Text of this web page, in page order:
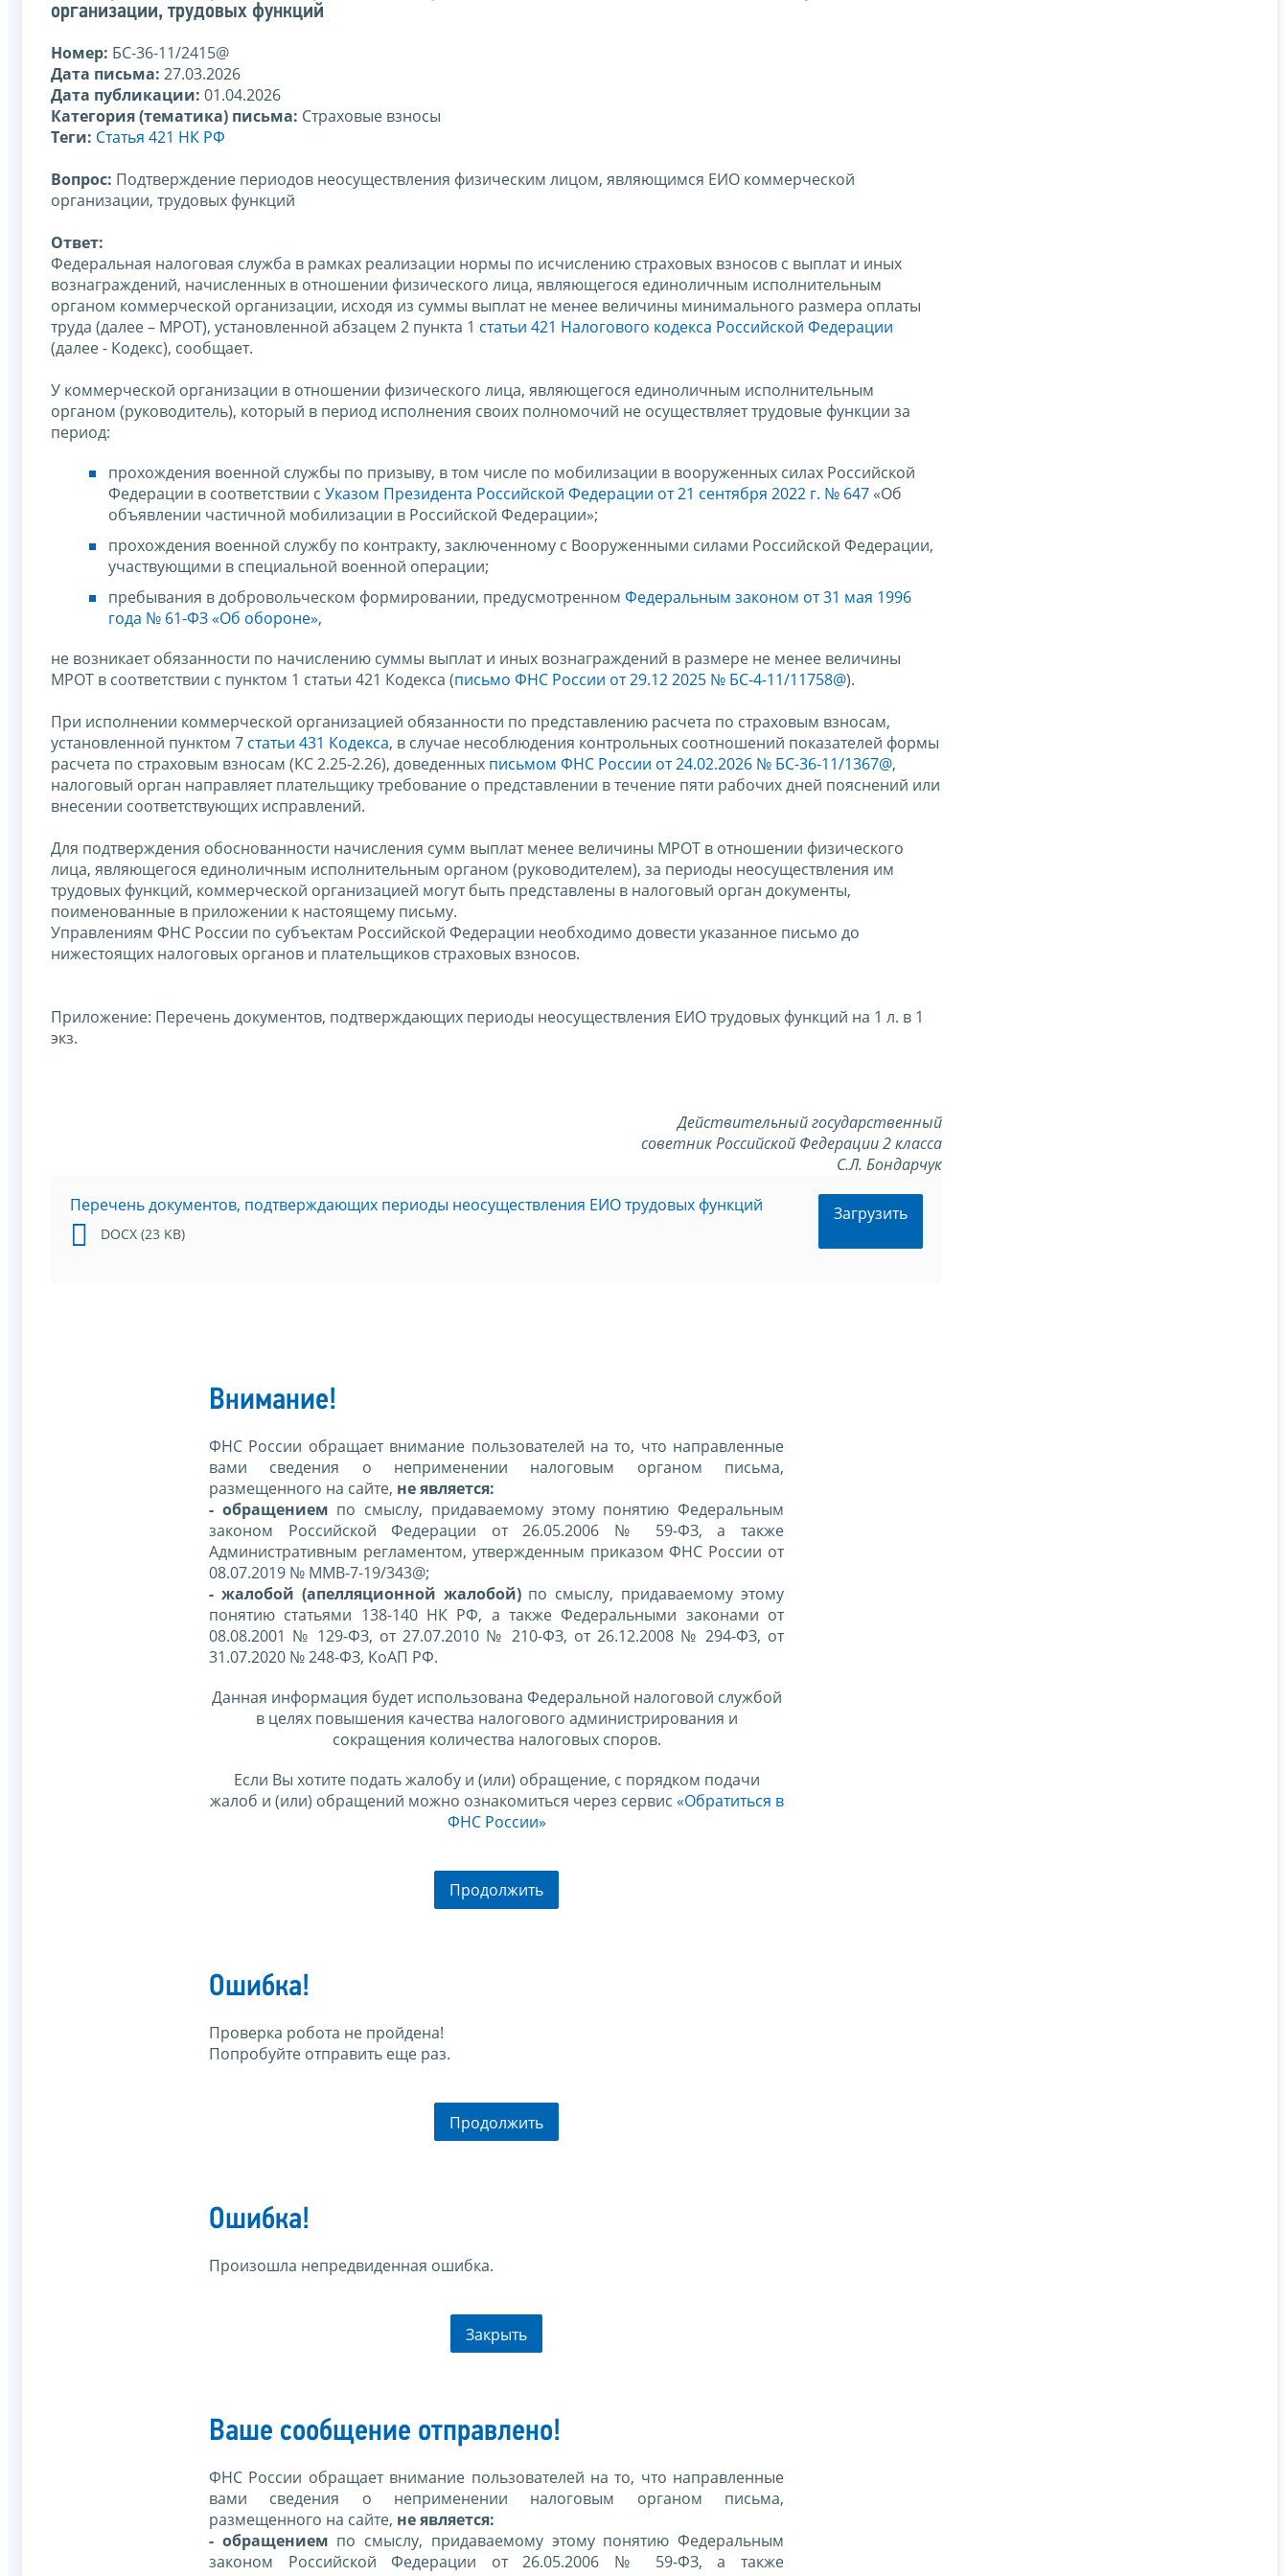
организации, трудовых функций
Номер: БС-36-11/2415@
Дата письма: 27.03.2026
Дата публикации: 01.04.2026
Категория (тематика) письма: Страховые взносы
Теги: Статья 421 НК РФ
Вопрос: Подтверждение периодов неосуществления физическим лицом, являющимся ЕИО коммерческой
организации, трудовых функций
Ответ:
Федеральная налоговая служба в рамках реализации нормы по исчислению страховых взносов с выплат и иных
вознаграждений, начисленных в отношении физического лица, являющегося единоличным исполнительным
органом коммерческой организации, исходя из суммы выплат не менее величины минимального размера оплаты
труда (далее – МРОТ), установленной абзацем 2 пункта 1 статьи 421 Налогового кодекса Российской Федерации
(далее - Кодекс), сообщает.
У коммерческой организации в отношении физического лица, являющегося единоличным исполнительным
органом (руководитель), который в период исполнения своих полномочий не осуществляет трудовые функции за
период:
прохождения военной службы по призыву, в том числе по мобилизации в вооруженных силах Российской
Федерации в соответствии с Указом Президента Российской Федерации от 21 сентября 2022 г. № 647 «Об
объявлении частичной мобилизации в Российской Федерации»;
прохождения военной службу по контракту, заключенному с Вооруженными силами Российской Федерации,
участвующими в специальной военной операции;
пребывания в добровольческом формировании, предусмотренном Федеральным законом от 31 мая 1996
года № 61-ФЗ «Об обороне»,
не возникает обязанности по начислению суммы выплат и иных вознаграждений в размере не менее величины
МРОТ в соответствии с пунктом 1 статьи 421 Кодекса (письмо ФНС России от 29.12 2025 № БС-4-11/11758@).
При исполнении коммерческой организацией обязанности по представлению расчета по страховым взносам,
установленной пунктом 7 статьи 431 Кодекса, в случае несоблюдения контрольных соотношений показателей формы
расчета по страховым взносам (КС 2.25-2.26), доведенных письмом ФНС России от 24.02.2026 № БС-36-11/1367@,
налоговый орган направляет плательщику требование о представлении в течение пяти рабочих дней пояснений или
внесении соответствующих исправлений.
Для подтверждения обоснованности начисления сумм выплат менее величины МРОТ в отношении физического
лица, являющегося единоличным исполнительным органом (руководителем), за периоды неосуществления им
трудовых функций, коммерческой организацией могут быть представлены в налоговый орган документы,
поименованные в приложении к настоящему письму.
Управлениям ФНС России по субъектам Российской Федерации необходимо довести указанное письмо до
нижестоящих налоговых органов и плательщиков страховых взносов.
Приложение: Перечень документов, подтверждающих периоды неосуществления ЕИО трудовых функций на 1 л. в 1
экз.
Действительный государственный
советник Российской Федерации 2 класса
С.Л. Бондарчук
Перечень документов, подтверждающих периоды неосуществления ЕИО трудовых функций
DOCX (23 KB)
Загрузить
Внимание!
ФНС России обращает внимание пользователей на то, что направленные
вами сведения о неприменении налоговым органом письма,
размещенного на сайте, не является:
- обращением по смыслу, придаваемому этому понятию Федеральным
законом Российской Федерации от 26.05.2006 № 59-ФЗ, а также
Административным регламентом, утвержденным приказом ФНС России от
08.07.2019 № ММВ-7-19/343@;
- жалобой (апелляционной жалобой)по смыслу, придаваемому этому
понятию статьями 138-140 НК РФ, а также Федеральными законами от
08.08.2001 № 129-ФЗ, от 27.07.2010 № 210-ФЗ, от 26.12.2008 № 294-ФЗ, от
31.07.2020 № 248-ФЗ, КоАП РФ.
Данная информация будет использована Федеральной налоговой службой
в целях повышения качества налогового администрирования и
сокращения количества налоговых споров.
Если Вы хотите подать жалобу и (или) обращение, с порядком подачи
жалоб и (или) обращений можно ознакомиться через сервис «Обратиться в
ФНС России»
Продолжить
Ошибка!
Проверка робота не пройдена!
Попробуйте отправить еще раз.
Продолжить
Ошибка!
Произошла непредвиденная ошибка.
Закрыть
Ваше сообщение отправлено!
ФНС России обращает внимание пользователей на то, что направленные
вами сведения о неприменении налоговым органом письма,
размещенного на сайте, не является:
- обращением по смыслу, придаваемому этому понятию Федеральным
законом Российской Федерации от 26.05.2006 № 59-ФЗ, а также